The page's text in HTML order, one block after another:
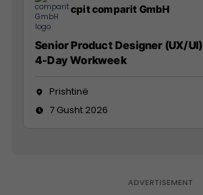
cpit comparit GmbH
Senior Product Designer (UX/UI)
4-Day Workweek
Prishtinë
7 Gusht 2026